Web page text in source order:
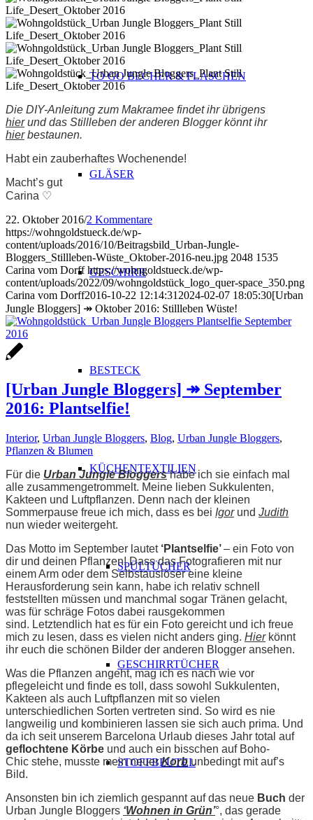
TO GO BECHER & FLASCHEN
GLÄSER
GESCHIRR
BESTECK
KÜCHENTEXTILIEN
SPÜLTÜCHER
GESCHIRRTÜCHER
STOFFBEUTEL
Die DIY-Anleitung zum Makramee findet ihr übrigens
hierund das Stillleben der anderen Blogger könnt ihr
hier bestaunen.
Habt ein zauberhaftes Wochenende!
Macht’s gut
Carina ♡
22. Oktober 2016/2 Kommentare
https://wohngoldstueck.de/wp-
content/uploads/2016/10/Beitragsbild_Urban-Jungle-
Bloggers_Stillleben-Wüste_Oktober-2016-neu.jpg 2048 1535
Carina vom Dorff https://wohngoldstueck.de/wp-
content/uploads/2022/09/wohngoldstück_logo_quer-space_350.png
Carina vom Dorff2016-10-22 12:14:31 2024-02-07 18:05:30[Urban
Jungle Bloggers] ↠ Oktober 2016: Stillleben Wüste!
[Urban Jungle Bloggers] ↠ September
2016: Plantselfie!
Interior, Urban Jungle Bloggers, Blog, Urban Jungle Bloggers,
Pflanzen & Blumen
Für die Urban Jungle Bloggershabe ich sie einfach mal
alle zusammengetrommelt. Meine lieben Sukkulenten,
Kakteen und Luftpflanzen. Denn nach der kleinen
Sommerpause freue ich mich, dass es bei Igorund Judith
nun wieder weitergeht.
Das Motto im September lautet ‘Plantselfie’– ein Foto von
dir und deinen Pflanzen! Dass das Fotografieren mit nur
einem Arm oder dem Selbstauslöser eine kleine
Herausforderung sein kann, habe ich relativ schnell
feststellten müssen und manchmal sogar Tränen gelacht,
was für schräge Fotos dabei rausgekommen
sind. Letztendlich hat es für ein Foto gereicht und ich freue
mich zu lesen, dass es vielen nicht anders ging. Hierkönnt
ihr euch die schönen Bilder der anderen Blogger ansehen.
Was die Pflanzen angeht, mag ich es nach wie vor
pflegeleicht und finde es toll, dass sowohl Sukkulenten,
Kakteen als auch Luftpflanzen mit so vielen
unterschiedlichen Sorten vertreten sind. So wird es nie
langweilig und kombinieren lassen sie sich auch prima. Und
da ich seit unserem Barcelona Urlaub dieses Jahr total auf
geflochtene Körbe und auch ein bisschen auf Boho-
Chic stehe, musste mein neuerKorbunbedingt mit auf’s
Bild.
Ansonsten bin ich ziemlich gespannt auf das neue Buch der
Urban Jungle Bloggers ‘Wohnen in Grün’°, das gerade